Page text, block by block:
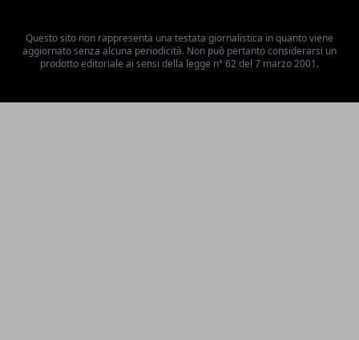
Questo sito non rappresenta una testata giornalistica in quanto viene
aggiornato senza alcuna periodicità. Non può pertanto considerarsi un
prodotto editoriale ai sensi della legge n° 62 del 7 marzo 2001.